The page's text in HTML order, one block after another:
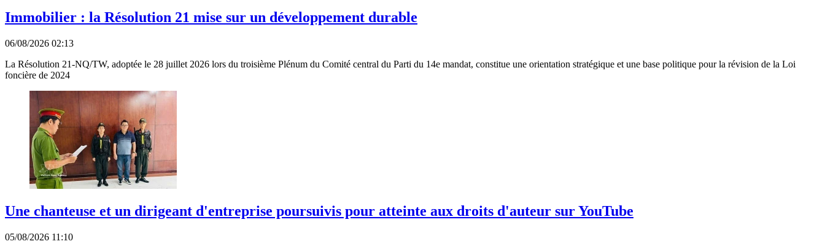
Immobilier : la Résolution 21 mise sur un développement durable
06/08/2026 02:13
La Résolution 21-NQ/TW, adoptée le 28 juillet 2026 lors du troisième Plénum du Comité central du Parti du 14e mandat, constitue une orientation stratégique et une base politique pour la révision de la Loi
foncière de 2024
Une chanteuse et un dirigeant d'entreprise poursuivis pour atteinte aux droits d'auteur sur YouTube
05/08/2026 11:10